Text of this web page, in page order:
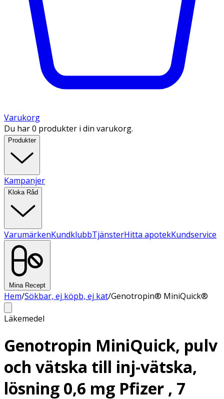
Varukorg
Du har 0 produkter i din varukorg.
Produkter
Kampanjer
Kloka Råd
VarumärkenKundklubbTjänsterHitta apotekKundservice
Mina Recept
Hem/Sökbar, ej köpb, ej kat/Genotropin® MiniQuick®
Läkemedel
Genotropin MiniQuick, pulv
och vätska till inj-vätska,
lösning 0,6 mg Pfizer , 7